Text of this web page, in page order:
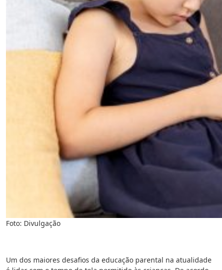
Foto: Divulgação
Um dos maiores desafios da educação parental na atualidade